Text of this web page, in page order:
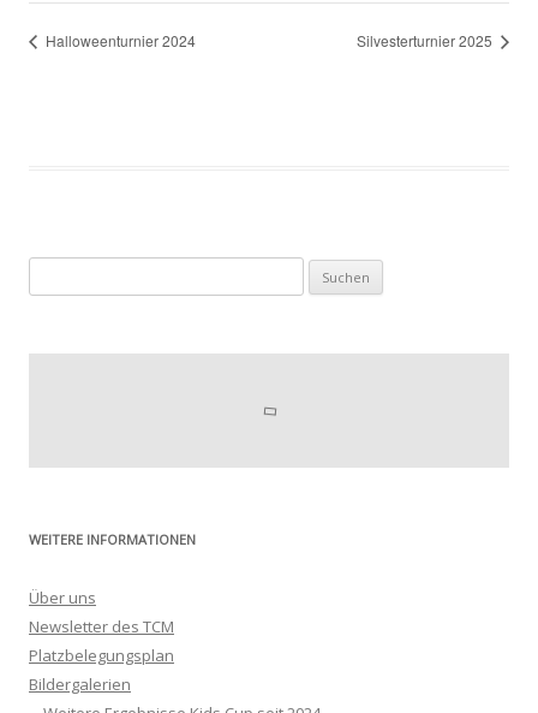
Halloweenturnier 2024 Silvesterturnier 2025
nach:
WEITERE INFORMATIONEN
Über uns
Newsletter des TCM
Platzbelegungsplan
Bildergalerien